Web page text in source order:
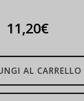
11,20€
AL CARRELLO